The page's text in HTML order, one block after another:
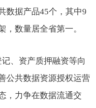
据产品45个，其中9
，数量居全省第一。
、资产质押融资等向
公共数据资源授权运营
，力争在数据流通交